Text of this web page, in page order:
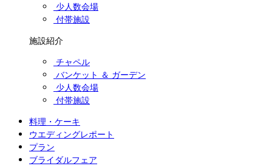
少人数会場
付帯施設
施設紹介
チャペル
バンケット ＆ ガーデン
少人数会場
付帯施設
料理・ケーキ
ウエディングレポート
プラン
ブライダルフェア